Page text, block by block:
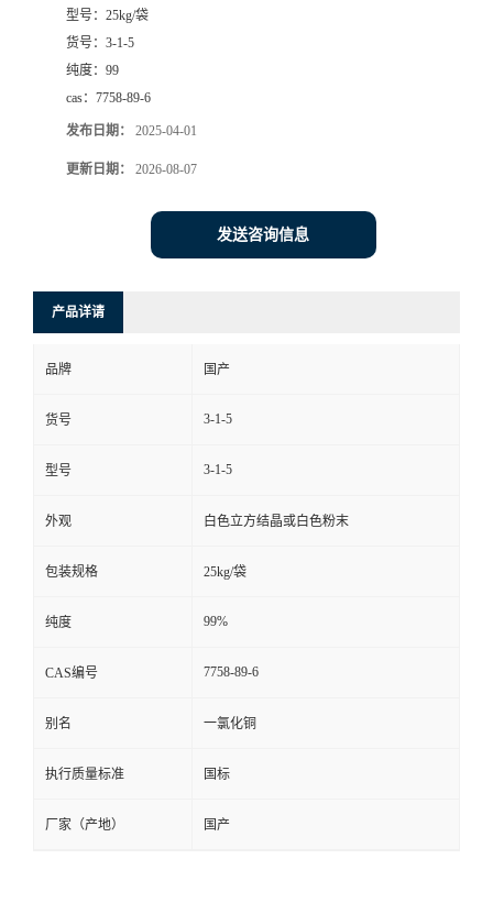
型号： 25kg/袋
货号： 3-1-5
纯度： 99
cas： 7758-89-6
发布日期： 2025-04-01
更新日期： 2026-08-07
发送咨询信息
产品详请
品牌 国产
货号 3-1-5
型号 3-1-5
外观 白色立方结晶或白色粉末
包装规格 25kg/袋
纯度 99%
CAS编号 7758-89-6
别名 一氯化铜
执行质量标准 国标
厂家（产地） 国产